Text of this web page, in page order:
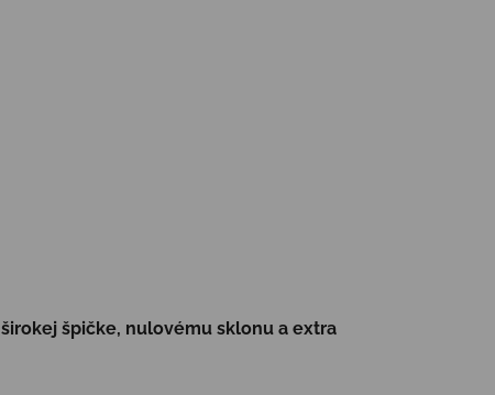
širokej špičke, nulovému sklonu a extra